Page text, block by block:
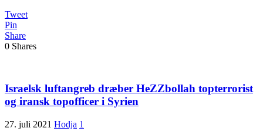
Tweet
Pin
Share
0 Shares
Israelsk luftangreb dræber HeZZbollah topterrorist
og iransk topofficer i Syrien
27. juli 2021 Hodja 1